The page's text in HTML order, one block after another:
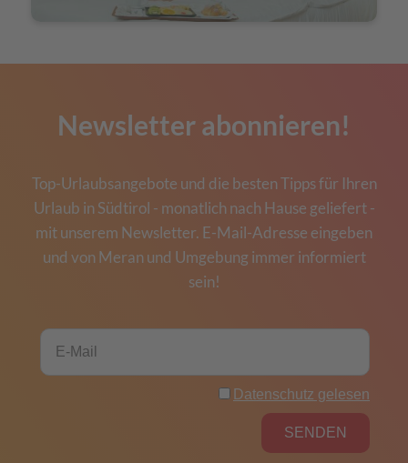
Newsletter abonnieren!
Top-Urlaubsangebote und die besten Tipps für Ihren
Urlaub in Südtirol - monatlich nach Hause geliefert -
mit unserem Newsletter. E-Mail-Adresse eingeben
und von Meran und Umgebung immer informiert
sein!